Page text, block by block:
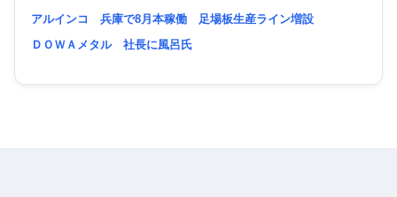
アルインコ 兵庫で8月本稼働 足場板生産ライン増設
ＤＯＷＡメタル 社長に風呂氏